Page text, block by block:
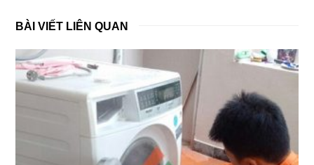
BÀI VIẾT LIÊN QUAN